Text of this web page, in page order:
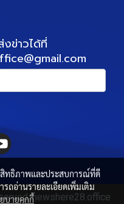
ข่าวได้ที่
newshere28.office
สิทธิภาพและประสบการณ์ที่ดี
ถอ่านรายละเอียดเพิ่มเติม
บายคุกกี้